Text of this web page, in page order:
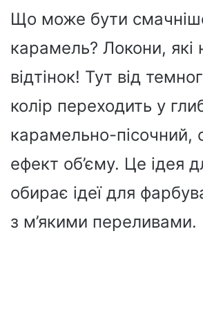
Що може бути
карамель? Локони, які
відтінок! Тут від
колір переходить у
карамельно-
ефект об’єму. Це ідея
обирає ідеї для
з м’якими переливами.